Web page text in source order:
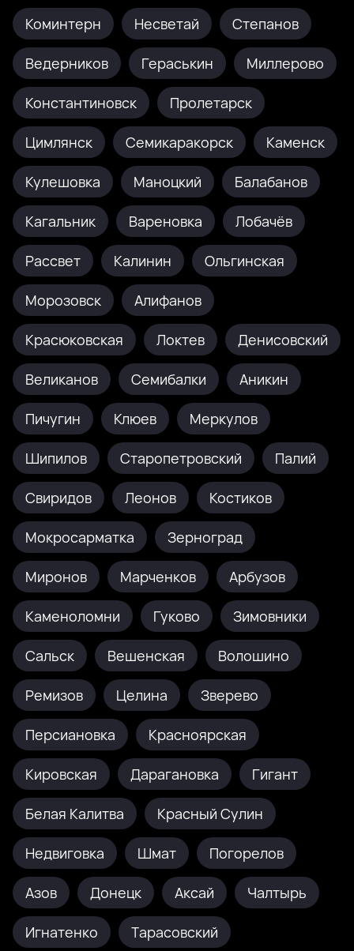
Коминтерн Несветай Степанов
Ведерников Гераськин Миллерово
Константиновск Пролетарск
Цимлянск Семикаракорск Каменск
Кулешовка Маноцкий Балабанов
Кагальник Вареновка Лобачёв
Рассвет Калинин Ольгинская
Морозовск Алифанов
Красюковская Локтев Денисовский
Великанов Семибалки Аникин
Пичугин Клюев Меркулов
Шипилов Старопетровский Палий
Свиридов Леонов Костиков
Мокросарматка Зерноград
Миронов Марченков Арбузов
Каменоломни Гуково Зимовники
Сальск Вешенская Волошино
Ремизов Целина Зверево
Персиановка Красноярская
Кировская Дарагановка Гигант
Белая Калитва Красный Сулин
Недвиговка Шмат Погорелов
Азов Донецк Аксай Чалтырь
Игнатенко Тарасовский